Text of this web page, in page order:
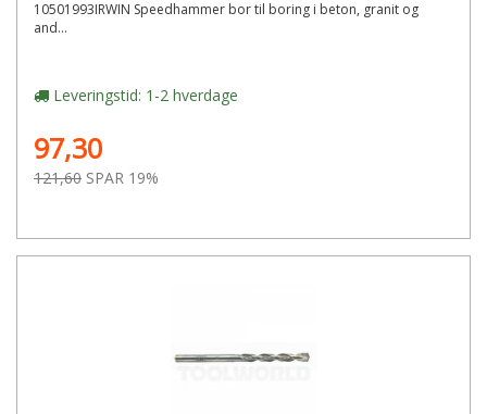
10501993IRWIN Speedhammer bor til boring i beton, granit og
and...
Leveringstid: 1-2 hverdage
97,30
121,60 SPAR 19%